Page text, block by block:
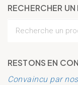
RECHERCHER
RESTONS EN
Convaincu par